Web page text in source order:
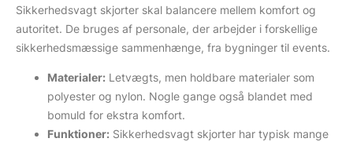
Sikkerhedsvagt skjorter skal balancere mellem komfort og
autoritet. De bruges af personale, der arbejder i forskellige
sikkerhedsmæssige sammenhænge, fra bygninger til events.
Materialer: Letvægts, men holdbare materialer som
polyester og nylon. Nogle gange også blandet med
bomuld for ekstra komfort.
Funktioner: Sikkerhedsvagt skjorter har typisk mange